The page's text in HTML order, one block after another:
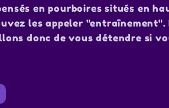
en pourboires situés en
les appeler
donc de vous détendre si